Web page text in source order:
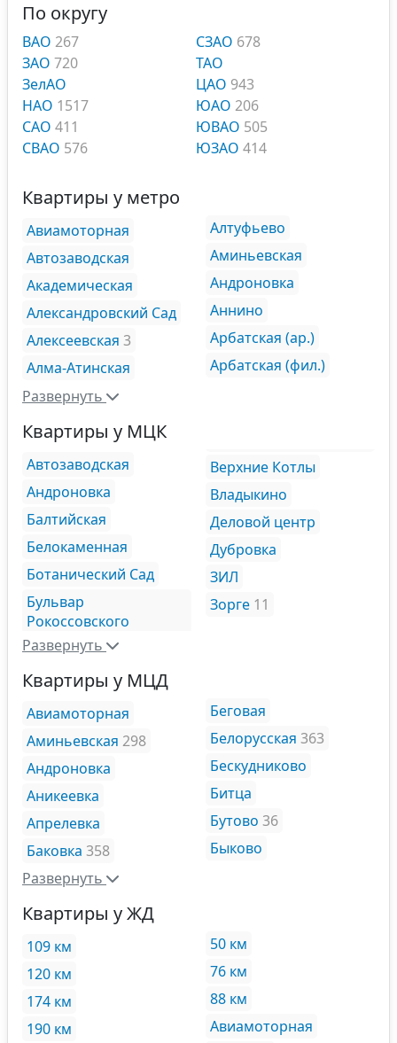
По округу
ВАО 267
ЗАО 720
ЗелАО
НАО 1517
САО 411
СВАО 576
СЗАО 678
ТАО
ЦАО 943
ЮАО 206
ЮВАО 505
ЮЗАО 414
Квартиры у метро
Авиамоторная
Автозаводская
Академическая
Александровский Сад
Алексеевская 3
Алма-Атинская
Алтуфьево
Аминьевская
Андроновка
Аннино
Арбатская (ар.)
Арбатская (фил.)
Развернуть
Квартиры у МЦК
Автозаводская
Андроновка
Балтийская
Белокаменная
Ботанический Сад
Бульвар
Рокоссовского
Верхние Котлы
Владыкино
Деловой центр
Дубровка
ЗИЛ
Зорге 11
Развернуть
Квартиры у МЦД
Авиамоторная
Аминьевская 298
Андроновка
Аникеевка
Апрелевка
Баковка 358
Беговая
Белорусская 363
Бескудниково
Битца
Бутово 36
Быково
Развернуть
Квартиры у ЖД
109 км
120 км
174 км
190 км
50 км
76 км
88 км
Авиамоторная